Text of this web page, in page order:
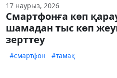
17 наурыз, 2026
Смартфонға көп
шамадан тыс көп
зерттеу
#смартфон #тамақ